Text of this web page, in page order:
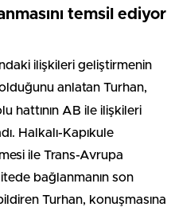
temsil ediyor
ilişkileri geliştirmenin
anlatan Turhan,
hattının AB ile ilişkileri
Halkalı-Kapıkule
ile Trans-Avrupa
bağlanmanın son
Turhan, konuşmasına